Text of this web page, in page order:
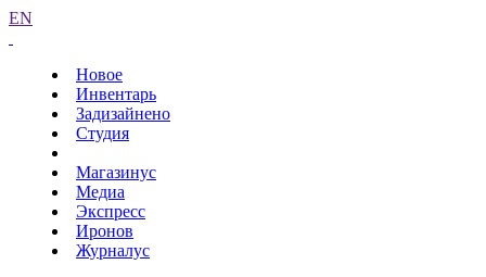
EN
Новое
Инвентарь
Задизайнено
Студия
Магазинус
Медиа
Экспресс
Иронов
Журналус